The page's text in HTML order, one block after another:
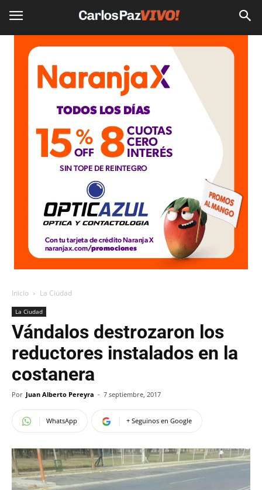
Inicio La Ciudad
La Ciudad
Vándalos destrozaron los
reductores instalados en la
costanera
Por Juan Alberto Pereyra - 7 septiembre, 2017
WhatsApp + Seguinos en Google